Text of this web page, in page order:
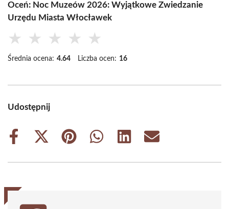
Oceń: Noc Muzeów 2026: Wyjątkowe Zwiedzanie
Urzędu Miasta Włocławek
★ ★ ★ ★ ★
Średnia ocena: 4.64 Liczba ocen: 16
Udostępnij
Share
Share
(Twitter)
Share
Share
Share
Share